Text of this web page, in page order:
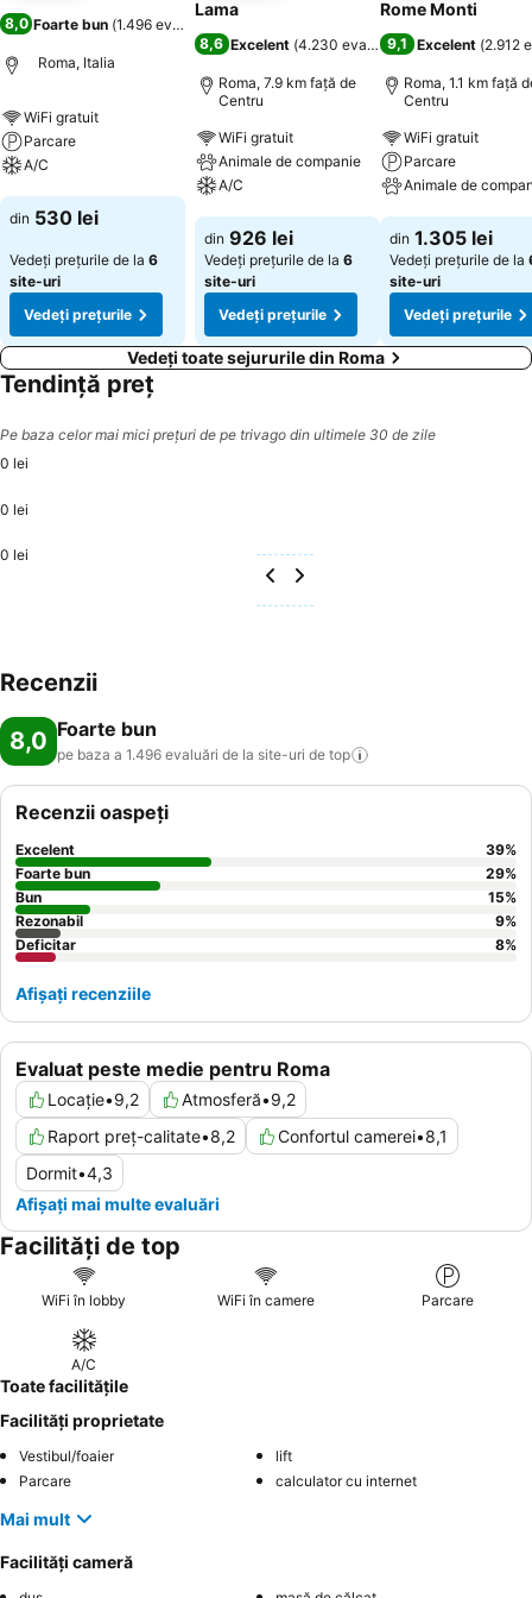
8,0 Foarte bun (1.496 evaluări
Roma, Italia
WiFi gratuit
Parcare
A/C
Vedeți prețurile
din 530 lei
Vedeți prețurile de la 6
site-uri
Vedeți prețurile
Lama
8,6 Excelent (4.230 evaluări)
Roma, 7.9 km faţă de
Centru
WiFi gratuit
Animale de companie
A/C
Vedeți prețurile
din 926 lei
Vedeți prețurile de la 6
site-uri
Vedeți prețurile
Rome Monti
9,1 Excelent (2.912
Roma, 1.1 km faţă
Centru
WiFi gratuit
Parcare
Animale de
Vedeți prețurile
din 1.305 lei
Vedeți prețurile de la
site-uri
Vedeți prețurile
Vedeți toate sejururile din Roma
Tendință preț
Pe baza celor mai mici prețuri de pe trivago din ultimele 30 de zile
0 lei
0 lei
0 lei
Recenzii
8,0 Foarte bun
pe baza a 1.496 evaluări de la site-uri de top
Evaluat peste medie pentru Roma
Locație•9,2 Atmosferă•9,2
Raport preț-calitate•8,2 Confortul camerei•8,1
Dormit•4,3
Afișați mai multe evaluări
Recenzii oaspeți
Excelent 39%
Foarte bun
29%
Bun
15%
Rezonabil
9%
Deficitar
8%
Afișați recenziile
Facilități de top
WiFi în lobby WiFi în camere Parcare
A/C
Toate facilitățile
Facilități proprietate
Vestibul/foaier
lift
Parcare
calculator cu internet
Mai mult
Facilități cameră